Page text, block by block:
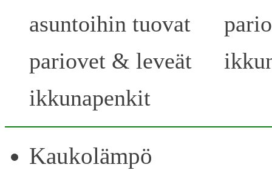
asuntoihin tuovat
pariovet & leveät
ikkunapenkit
Kaukolämpö